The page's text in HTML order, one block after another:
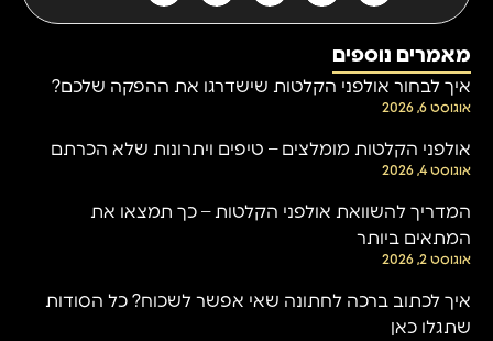
מאמרים נוספים
איך לבחור אולפני הקלטות שישדרגו את ההפקה שלכם?
אוגוסט 6, 2026
אולפני הקלטות מומלצים – טיפים ויתרונות שלא הכרתם
אוגוסט 4, 2026
המדריך להשוואת אולפני הקלטות – כך תמצאו את
המתאים ביותר
אוגוסט 2, 2026
איך לכתוב ברכה לחתונה שאי אפשר לשכוח? כל הסודות
שתגלו כאן